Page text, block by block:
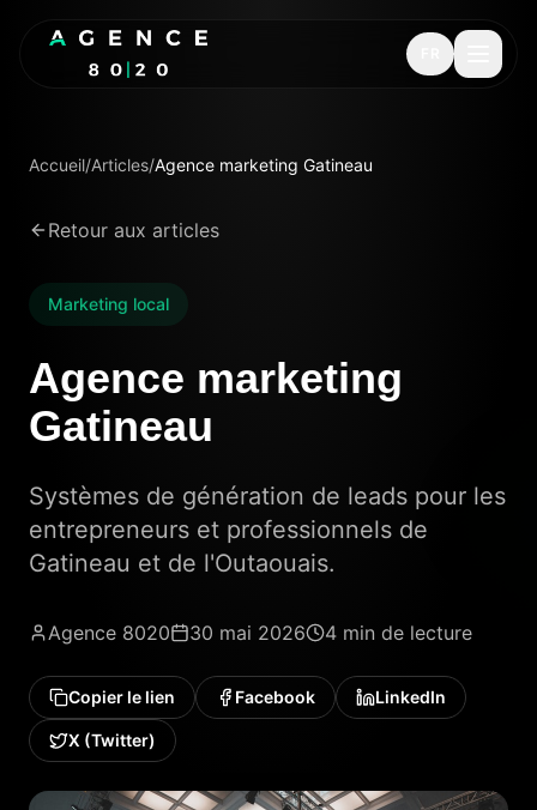
Accueil/Articles/Agence marketing Gatineau
Retour aux articles
Marketing local
Agence marketing
Gatineau
Systèmes de génération de leads pour les
entrepreneurs et professionnels de
Gatineau et de l'Outaouais.
Agence 8020 30 mai 2026 4 min de lecture
Copier le lien Facebook LinkedIn
X (Twitter)